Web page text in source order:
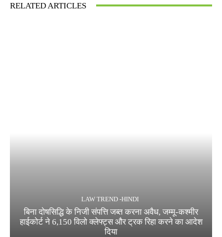
RELATED ARTICLES
LAW TREND -HINDI
बिना दोषसिद्धि के निजी संपत्ति जब्त करना अवैध, जम्मू-कश्मीर
हाईकोर्ट ने 6,150 विलो क्लेफ्ट्स और ट्रक रिहा करने का आदेश
दिया